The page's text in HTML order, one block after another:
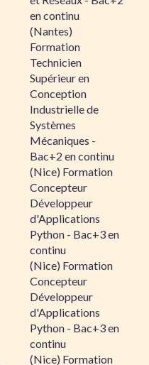
en continu
(Nantes)
Formation
Technicien
Supérieur en
Conception
Industrielle de
Systèmes
Mécaniques -
Bac+2 en continu
(Nice) Formation
Concepteur
Développeur
d'Applications
Python - Bac+3 en
continu
(Nice) Formation
Concepteur
Développeur
d'Applications
Python - Bac+3 en
continu
(Nice) Formation